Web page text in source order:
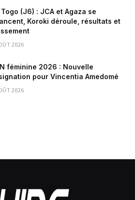
Togo (J6) : JCA et Agaza se
Koroki déroule, résultats et
2026
féminine 2026 : Nouvelle
pour Vincentia Amedomé
2026